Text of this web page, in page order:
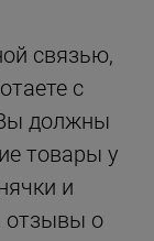
связью,
с
должны
товары у
и
отзывы о